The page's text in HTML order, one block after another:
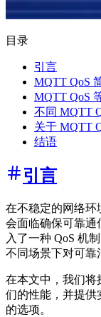
目录
引言
MQTT QoS
MQTT QoS
不同 MQTT
关于 MQTT
结语
引言
在不稳定的网络环
会面临确保可靠通
入了一种 QoS 机
不同场景下对可靠
在本文中，我们将
们的性能，并提供
的选项。